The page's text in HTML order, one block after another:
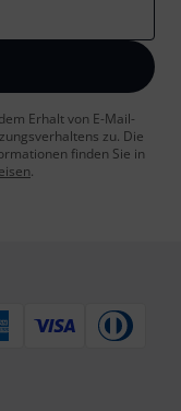
Erhalt von E-Mail-
zu. Die
finden Sie in
.